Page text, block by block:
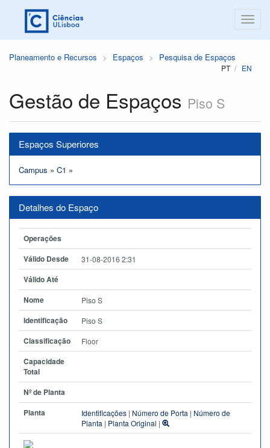
Planeamento e Recursos Espaços Pesquisa de Espaços
PT EN
Gestão de Espaços Piso S
Espaços Superiores
Campus » C1 »
Detalhes do Espaço
Operações
Válido Desde
31-08-2016 2:31
Válido Até
Nome
Piso S
Identificação Piso S
Classificação Floor
Capacidade
Total
Nº de Planta
Planta
Identificações | Número de Porta | Número de
Planta | Planta Original |